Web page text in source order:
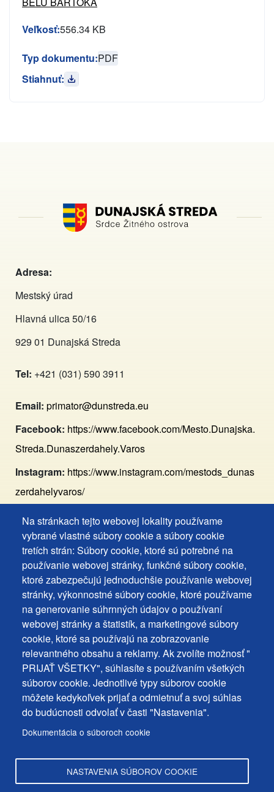
Na stránkach tejto webovej lokality používame
vybrané vlastné súbory cookie a súbory cookie
tretích strán: Súbory cookie, ktoré sú potrebné na
používanie webovej stránky, funkčné súbory cookie,
ktoré zabezpečujú jednoduchšie používanie webovej
stránky, výkonnostné súbory cookie, ktoré používame
na generovanie súhrnných údajov o používaní
webovej stránky a štatistík, a marketingové súbory
cookie, ktoré sa používajú na zobrazovanie
relevantného obsahu a reklamy. Ak zvolíte možnosť "
PRIJAŤ VŠETKY", súhlasíte s používaním všetkých
súborov cookie. Jednotlivé typy súborov cookie
môžete kedykoľvek prijať a odmietnuť a svoj súhlas
do budúcnosti odvolať v časti "Nastavenia".
Dokumentácia o súboroch cookie
NASTAVENIA SÚBOROV COOKIE
Veľkosť:556.34 KB
Typ dokumentu:PDF
Stiahnuť:
Adresa:
Mestský úrad
Hlavná ulica 50/16
929 01 Dunajská Streda
Tel: +421 (031) 590 3911
Email: primator@dunstreda.eu
Facebook: https://www.facebook.com/Mesto.Dunajska.
Streda.Dunaszerdahely.Varos
Instagram: https://www.instagram.com/mestods_dunas
zerdahelyvaros/
Footer
MENU
Kontakty
Mapa stránky
Mestské správy
Footer
Cookies
+
ochrana
osobných
udajov
Vyhlásenie o prístupnosti
Často kladené otázky
Ochrana osobných údajov
Používanie súborov cookies
Nastavenie cookies
Podnety a spätná väzba